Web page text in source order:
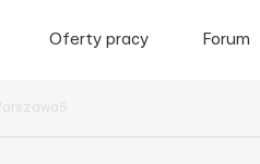
Oferty pracy Forum